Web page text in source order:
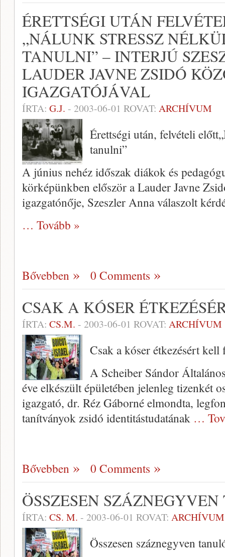
ÉRETTSÉGI UTÁN
„NÁLUNK STRESSZ
TANULNI” – INTERJÚ
LAUDER JAVNE ZSIDÓ
IGAZGATÓJÁVAL
ÍRTA: G.J. - 2003-06-01 ROVAT: ARCHÍVUM
Érettségi után, felvételi
tanulni”
A június nehéz időszak diákok és
kör­képünkben először a Lauder Javne
igazgatónője, Szeszler Anna válaszolt
… Tovább »
Bővebben 0 Comments
CSAK A KÓSER
ÍRTA: CS.M. - 2003-06-01 ROVAT: ARCHÍVUM
Csak a kóser étkezésért kell
A Scheiber Sándor
éve elkészült épületében jelenleg tizenkét
igazgató, dr. Réz Gáborné elmondta,
tanítványok zsidó iden­titástudatának …
Bővebben 0 Comments
ÖSSZESEN
ÍRTA: CS. M. - 2003-06-01 ROVAT: ARCHÍVUM
Összesen száznegyven